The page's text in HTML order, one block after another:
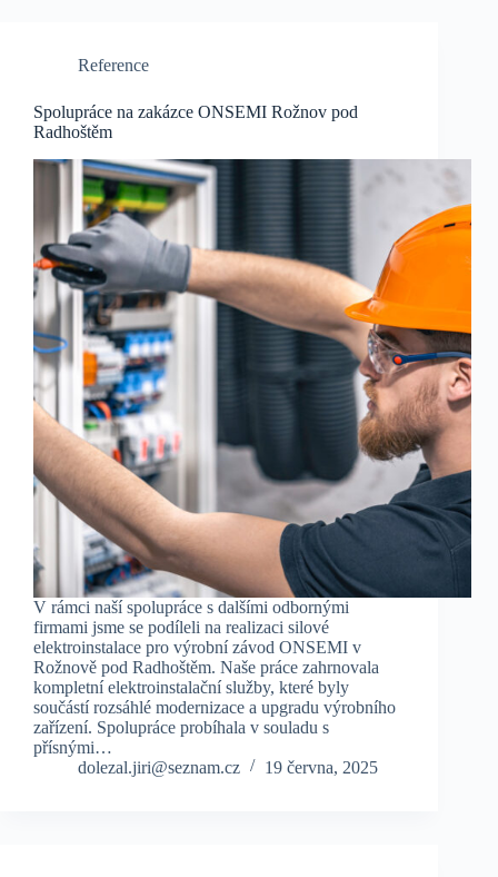
Reference
Spolupráce na zakázce ONSEMI Rožnov pod
Radhoštěm
V rámci naší spolupráce s dalšími odbornými
firmami jsme se podíleli na realizaci silové
elektroinstalace pro výrobní závod ONSEMI v
Rožnově pod Radhoštěm. Naše práce zahrnovala
kompletní elektroinstalační služby, které byly
součástí rozsáhlé modernizace a upgradu výrobního
zařízení. Spolupráce probíhala v souladu s
přísnými…
dolezal.jiri@seznam.cz
19 června, 2025